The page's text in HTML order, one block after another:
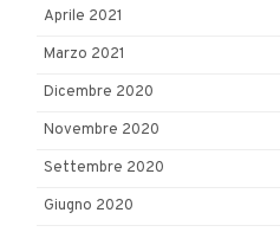
Aprile 2021
Marzo 2021
Dicembre 2020
Novembre 2020
Settembre 2020
Giugno 2020